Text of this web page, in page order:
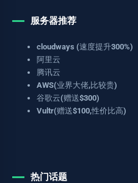
服务器推荐
cloudways (速度提升300%)
阿里云
腾讯云
AWS(业界大佬,比较贵)
谷歌云(赠送$300)
Vultr(赠送$100,性价比高)
热门话题